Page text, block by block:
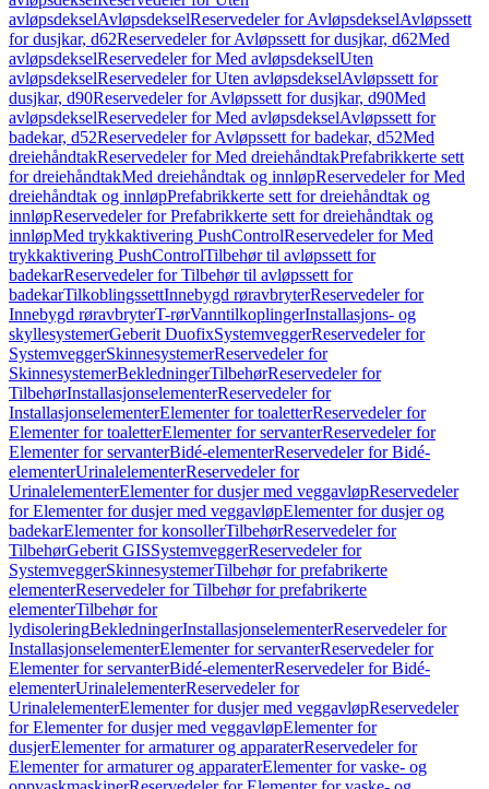
avløpsdekselAvløpsdekselReservedeler for AvløpsdekselAvløpssett
for dusjkar, d62Reservedeler for Avløpssett for dusjkar, d62Med
avløpsdekselReservedeler for Med avløpsdekselUten
avløpsdekselReservedeler for Uten avløpsdekselAvløpssett for
dusjkar, d90Reservedeler for Avløpssett for dusjkar, d90Med
avløpsdekselReservedeler for Med avløpsdekselAvløpssett for
badekar, d52Reservedeler for Avløpssett for badekar, d52Med
dreiehåndtakReservedeler for Med dreiehåndtakPrefabrikkerte sett
for dreiehåndtakMed dreiehåndtak og innløpReservedeler for Med
dreiehåndtak og innløpPrefabrikkerte sett for dreiehåndtak og
innløpReservedeler for Prefabrikkerte sett for dreiehåndtak og
innløpMed trykkaktivering PushControlReservedeler for Med
trykkaktivering PushControlTilbehør til avløpssett for
badekarReservedeler for Tilbehør til avløpssett for
badekarTilkoblingssettInnebygd røravbryterReservedeler for
Innebygd røravbryterT-rørVanntilkoplingerInstallasjons- og
skyllesystemerGeberit DuofixSystemveggerReservedeler for
SystemveggerSkinnesystemerReservedeler for
SkinnesystemerBekledningerTilbehørReservedeler for
TilbehørInstallasjonselementerReservedeler for
InstallasjonselementerElementer for toaletterReservedeler for
Elementer for toaletterElementer for servanterReservedeler for
Elementer for servanterBidé-elementerReservedeler for Bidé-
elementerUrinalelementerReservedeler for
UrinalelementerElementer for dusjer med veggavløpReservedeler
for Elementer for dusjer med veggavløpElementer for dusjer og
badekarElementer for konsollerTilbehørReservedeler for
TilbehørGeberit GISSystemveggerReservedeler for
SystemveggerSkinnesystemerTilbehør for prefabrikerte
elementerReservedeler for Tilbehør for prefabrikerte
elementerTilbehør for
lydisoleringBekledningerInstallasjonselementerReservedeler for
InstallasjonselementerElementer for servanterReservedeler for
Elementer for servanterBidé-elementerReservedeler for Bidé-
elementerUrinalelementerReservedeler for
UrinalelementerElementer for dusjer med veggavløpReservedeler
for Elementer for dusjer med veggavløpElementer for
dusjerElementer for armaturer og apparaterReservedeler for
Elementer for armaturer og apparaterElementer for vaske- og